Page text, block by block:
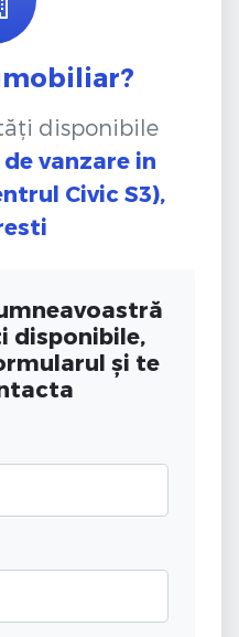
disponibile
vanzare in
Civic S3),
disponibile,
și te